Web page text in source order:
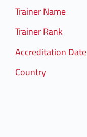
Trainer Name
Trainer Rank
Accreditation Date
Country